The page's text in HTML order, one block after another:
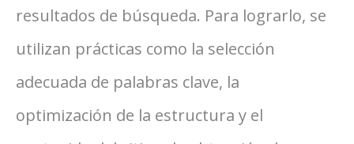
resultados de búsqueda. Para lograrlo, se
utilizan prácticas como la selección
adecuada de palabras clave, la
optimización de la estructura y el